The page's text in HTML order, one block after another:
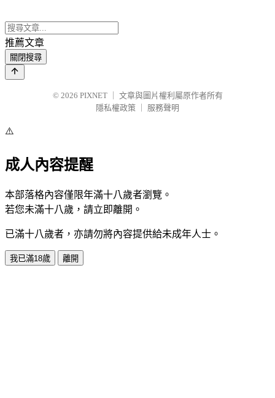
推薦文章
關閉搜尋
© 2026 PIXNET
文章與圖片權利屬原作者所有
隱私權政策
服務聲明
⚠️
成人內容提醒
本部落格內容僅限年滿十八歲者瀏覽。
若您未滿十八歲，請立即離開。
已滿十八歲者，亦請勿將內容提供給未成年人士。
我已滿18歲 離開